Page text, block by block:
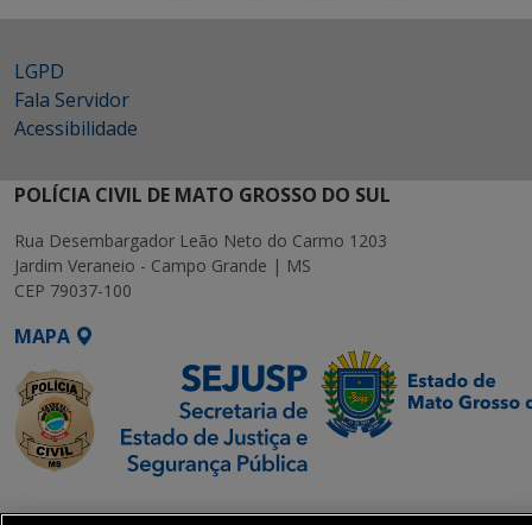
LGPD
Fala Servidor
Acessibilidade
POLÍCIA CIVIL DE MATO GROSSO DO SUL
Rua Desembargador Leão Neto do Carmo 1203
Jardim Veraneio - Campo Grande | MS
CEP 79037-100
MAPA